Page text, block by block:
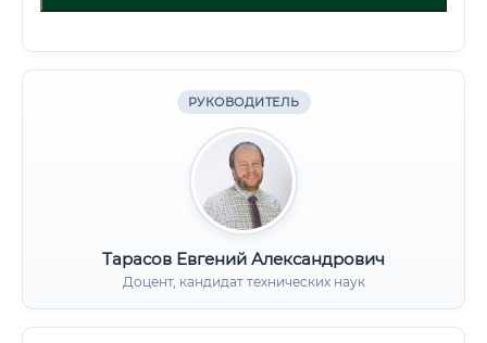
РУКОВОДИТЕЛЬ
Тарасов Евгений Александрович
Доцент, кандидат технических наук